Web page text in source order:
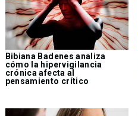
Bibiana Badenes analiza
cómo la hipervigilancia
crónica afecta al
pensamiento crítico